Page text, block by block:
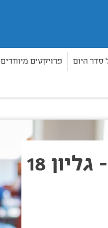
סדר היום פרויקטים מיוחדים
18